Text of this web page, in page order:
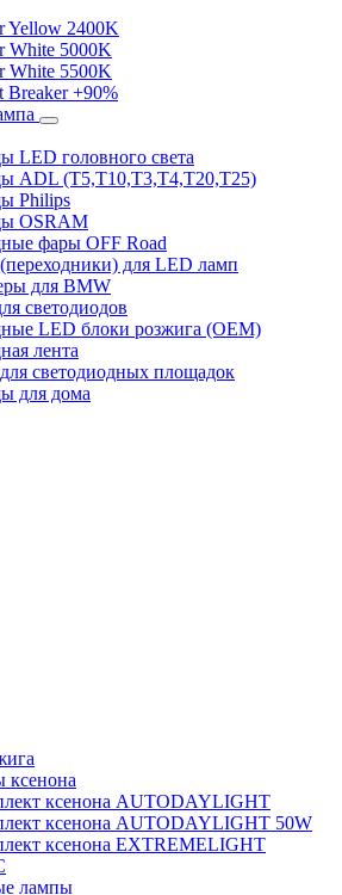
Yellow 2400K
White 5000K
White 5500K
Breaker +90%
LED головного света
ADL (T5,T10,T3,T4,T20,T25)
Philips
OSRAM
фары OFF Road
для LED ламп
для BMW
светодиодов
LED блоки розжига (OEM)
лента
светодиодных площадок
для дома
ксенона
ксенона AUTODAYLIGHT
ксенона AUTODAYLIGHT 50W
ксенона EXTREMELIGHT
лампы